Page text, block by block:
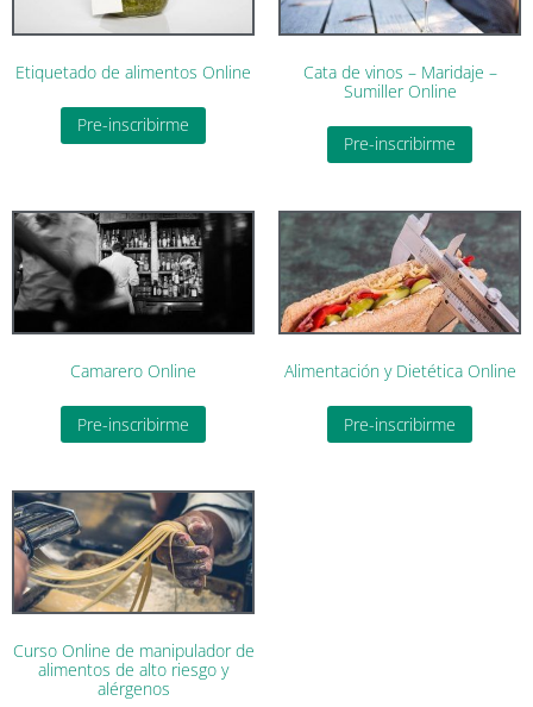
Etiquetado de alimentos Online
Pre-inscribirme
Cata de vinos – Maridaje –
Sumiller Online
Pre-inscribirme
Camarero Online
Pre-inscribirme
Alimentación y Dietética Online
Pre-inscribirme
Curso Online de manipulador de
alimentos de alto riesgo y
alérgenos